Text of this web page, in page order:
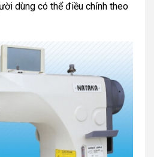
dùng có thể điều chỉnh theo